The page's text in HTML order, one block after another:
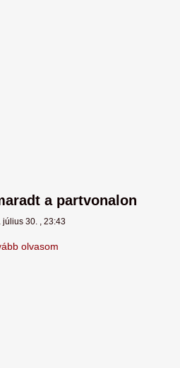
a partvonalon
július 30. 23:43
olvasom